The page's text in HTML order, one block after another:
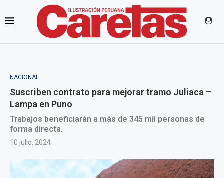
NACIONAL
Suscriben contrato para mejorar tramo Juliaca –
Lampa en Puno
Trabajos beneficiarán a más de 345 mil personas de
forma directa.
10 julio, 2024